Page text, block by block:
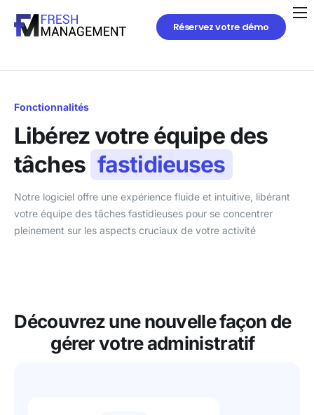
Réservez votre démo
Fonctionnalités
Libérez votre équipe des
tâches fastidieuses
Notre logiciel offre une expérience fluide et intuitive, libérant
votre équipe des tâches fastidieuses pour se concentrer
pleinement sur les aspects cruciaux de votre activité
Découvrez une nouvelle façon de
gérervotre administratif